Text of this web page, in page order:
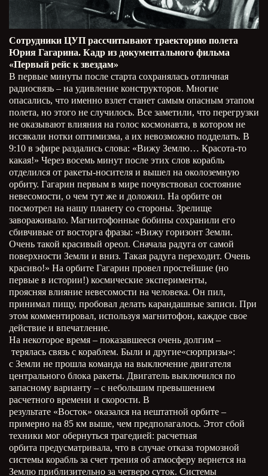
Сотрудники ЦУП рассчитывают траекторию полета
Юрия Гагарина. Кадр из документального фильма
«Первый рейс к звездам»
В первые минуты после старта сохранялась отличная
радиосвязь – на удивление конструкторов. Многие
опасались, что именно взлет станет самым опасным этапом
полета, но этого не случилось. Все заметили, что перегрузки
не оказывают влияния на голос космонавта, в котором не
иссякали нотки оптимизма, а их невозможно подделать. В
9:10 в эфире раздались слова: «Вижу Землю… Красота-то
какая!» Через восемь минут после этих слов корабль
отделился от ракеты-носителя и вышел на околоземную
орбиту. Гагарин первым в мире почувствовал состояние
невесомости, о чем тут же и доложил. На орбите он
посмотрел на нашу планету со стороны. Зрелище
завораживало. Магнитофонные бобины сохранили его
сбивчивые от восторга фразы: «Вижу горизонт Земли.
Очень такой красивый ореол. Сначала радуга от самой
поверхности Земли и вниз. Такая радуга переходит. Очень
красиво!» На орбите Гагарин провел простейшие (но
первые в истории!) космические эксперименты,
проясняя влияние невесомости на человека. Он пил,
принимал пищу, пробовал делать карандашные записи. При
этом комментировал, используя магнитофон, каждое свое
действие и впечатление.
На некоторое время – показавшееся очень долгим –
терялась связь с кораблем. Были и другие«сюрпризы»:
с Земли не прошла команда на выключение двигателя
центрального блока ракеты. Двигатель выключился по
запасному варианту – с небольшим превышением
расчетного времени и скорости. В
результате «Восток» оказался на нештатной орбите –
примерно на 85 км выше, чем предполагалось. Этот сбой
техники мог обернуться трагедией: расчетная
орбита предусматривала, что в случае отказа тормозной
системы корабль за счет трения об атмосферу вернется на
Землю приблизительно за четверо суток. Системы